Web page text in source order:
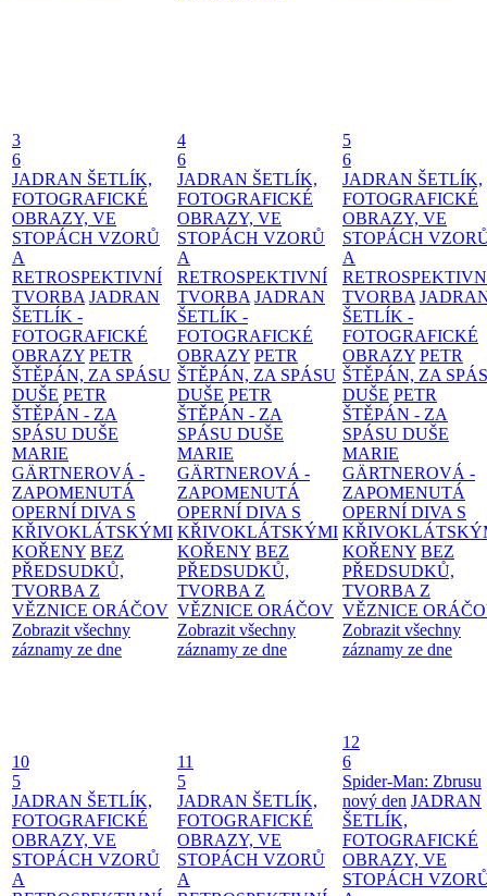
3
6
JADRAN ŠETLÍK,
FOTOGRAFICKÉ
OBRAZY, VE
STOPÁCH VZORŮ
A
RETROSPEKTIVNÍ
TVORBA JADRAN
ŠETLÍK -
FOTOGRAFICKÉ
OBRAZY PETR
ŠTĚPÁN, ZA SPÁSU
DUŠE PETR
ŠTĚPÁN - ZA
SPÁSU DUŠE
MARIE
GÄRTNEROVÁ -
ZAPOMENUTÁ
OPERNÍ DIVA S
KŘIVOKLÁTSKÝMI
KOŘENY BEZ
PŘEDSUDKŮ,
TVORBA Z
VĚZNICE ORÁČOV
Zobrazit všechny
záznamy ze dne
4
6
JADRAN ŠETLÍK,
FOTOGRAFICKÉ
OBRAZY, VE
STOPÁCH VZORŮ
A
RETROSPEKTIVNÍ
TVORBA JADRAN
ŠETLÍK -
FOTOGRAFICKÉ
OBRAZY PETR
ŠTĚPÁN, ZA SPÁSU
DUŠE PETR
ŠTĚPÁN - ZA
SPÁSU DUŠE
MARIE
GÄRTNEROVÁ -
ZAPOMENUTÁ
OPERNÍ DIVA S
KŘIVOKLÁTSKÝMI
KOŘENY BEZ
PŘEDSUDKŮ,
TVORBA Z
VĚZNICE ORÁČOV
Zobrazit všechny
záznamy ze dne
5
6
JADRAN ŠETLÍK,
FOTOGRAFICKÉ
OBRAZY, VE
STOPÁCH
A
TVORBA
ŠETLÍK -
FOTOGRAFICKÉ
OBRAZY PETR
ŠTĚPÁN, ZA
DUŠE PETR
ŠTĚPÁN - ZA
SPÁSU DUŠE
MARIE
GÄRTNEROVÁ -
ZAPOMENUTÁ
OPERNÍ DIVA S
KOŘENY BEZ
PŘEDSUDKŮ,
TVORBA Z
VĚZNICE
Zobrazit všechny
záznamy ze dne
10
5
JADRAN ŠETLÍK,
FOTOGRAFICKÉ
OBRAZY, VE
STOPÁCH VZORŮ
A
11
5
JADRAN ŠETLÍK,
FOTOGRAFICKÉ
OBRAZY, VE
STOPÁCH VZORŮ
A
12
6
Spider-Man: Zbrusu
nový den JADRAN
ŠETLÍK,
FOTOGRAFICKÉ
OBRAZY, VE
STOPÁCH